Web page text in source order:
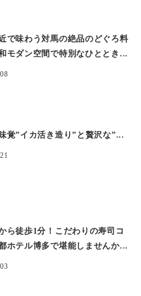
で味わう対馬の絶品のどぐろ料
モダン空間で特別なひととき...
覚”イカ活き造り”と贅沢な”...
ら徒歩1分！こだわりの寿司コ
ホテル博多で堪能しませんか...